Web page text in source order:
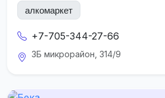
алкомаркет
+7-705-344-27-66
3Б микрорайон, 314/9